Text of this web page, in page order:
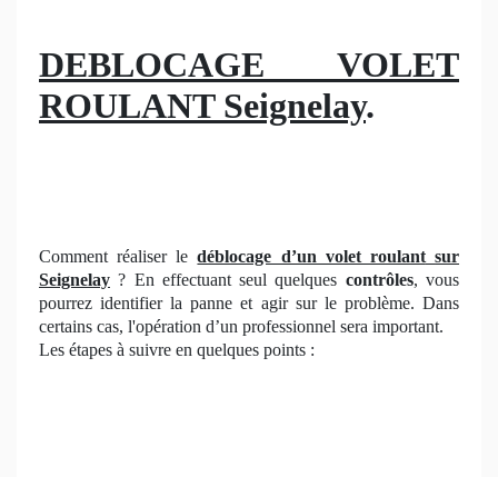
DEBLOCAGE VOLET
ROULANT Seignelay.
Comment réaliser ledéblocage d’un volet roulant sur
Seignelay ? En effectuant seul quelques contrôles, vous
pourrez identifier la panne et agir sur le problème. Dans
certains cas, l'opération d’un professionnel sera important.
Les étapes à suivre en quelques points :